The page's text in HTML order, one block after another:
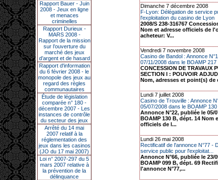
Rapport Bauer - Juin
2008 - Jeux en ligne
et menaces
criminelles
Rapport Durieux -
MARS 2008 -
Rapport de la mission
sur l’ouverture du
marché des jeux
d’argent et de hasard
Rapport d'information
du 6 février 2008 - le
monopole des jeux au
regard des règles
communautaires
Étude de législation
comparée n° 180 -
décembre 2007 - Les
instances de contrôle
du secteur des jeux
Arrêté du 14 mai
2007 relatif à la
réglementation des
jeux dans les casinos
(JO du 17 mai 2007)
Loi n° 2007-297 du 5
mars 2007 relative à
la prévention de la
délinquance
Dimanche 7 décembre 2008
F-Lyon: Délégation de service
l'exploitation du casino de Lyon
2008/S 238-316767
Nom et adresse officiels de
acheteur: V...
Vendredi 7 novembre 2008
Casino de Bandol : Annonce
07/11/2008 dans le BOAMP 217
CONCESSION DE TRAVAUX
SECTION I : POUVOIR
Nom, adresses et point(s) de
Lundi 7 juillet 2008
Casino de Trouville : Annonce
05/07/2008 dans le BOAMP 130
Annonce N°22, publiée le 05/
BOAMP 130 B, dépt. 14 Nom
officiels de l...
Lundi 26 mai 2008
Rectificatif de l'annonce N°77 -
service public pour l'exploitat...
Annonce N°66, publiée le 23/
BOAMP 099 B, dépt. 69
l'annonce N°77,...